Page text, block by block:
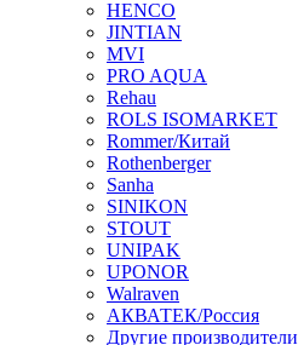
HENCO
JINTIAN
MVI
PRO AQUA
Rehau
ROLS ISOMARKET
Rommer/Китай
Rothenberger
Sanha
SINIKON
STOUT
UNIPAK
UPONOR
Walraven
АКВАТЕК/Россия
Другие производители